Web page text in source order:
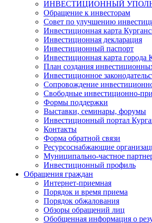
ИНВЕСТИЦИОННЫЙ
Обращение к инвесторам
Совет по улучшению
Инвестиционная карта
Инвестиционная декларация
Инвестиционный паспорт
Инвестиционная карта города
План создания
Инвестиционное
Сопровождение
Свободные инвестиционно-
Формы поддержки
Выставки, семинары, форумы
Инвестиционный портал
Контакты
Форма обратной связи
Ресурсоснабжающие
Муниципально-частное
Инвестиционный профиль
Обращения граждан
Интернет-приемная
Порядок и время приема
Порядок обжалования
Обзоры обращений лиц
Обобщенная информация о